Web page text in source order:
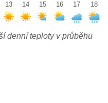
13
14
15
16
17
18
denní teploty v průběhu